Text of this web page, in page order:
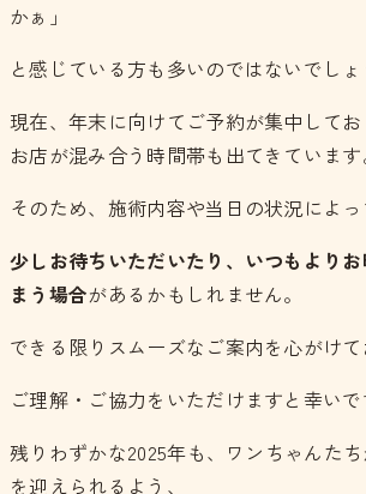
かぁ」
と感じている方も多いのではないでしょ
現在、年末に向けてご予約が集中して
お店が混み合う時間帯も出てきています
そのため、施術内容や当日の状況によっ
少しお待ちいただいたり、いつもより
まう場合があるかもしれません。
できる限りスムーズなご案内を心がけて
ご理解・ご協力をいただけますと幸いで
残りわずかな2025年も、ワンちゃんた
を迎えられるよう、